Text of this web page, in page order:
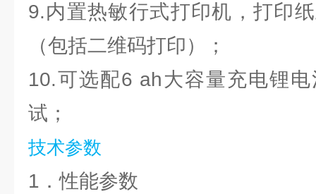
9.内置热敏行式打印机，打印
（包括二维码打印）；
10.可选配6 ah大容量充电锂
试；
技术参数
1．性能参数